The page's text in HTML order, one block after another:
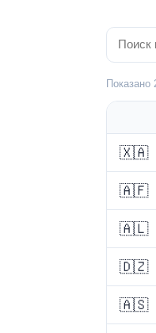
Показано
🇽🇦
🇦🇫
🇦🇱
🇩🇿
🇦🇸